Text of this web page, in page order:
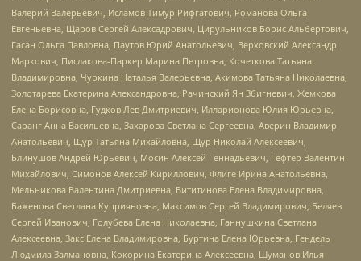
Валерий Валерьевич, Исламов Тимур Рифгатович, Романова Ольга
Евгеньевна, Щаров Сергей Алексадрович, Цирульников Борис Альбертович,
Гасан Ольга Павловна, Паутов Юрий Анатольевич, Верховский Александр
Маркович, Пислакова-Паркер Марина Петровна, Кочеткова Татьяна
Владимировна, Чуркина Наталья Валерьевна, Акимова Татьяна Николаевна,
Золотарева Екатерина Александровна, Рачинский Ян Збигневич, Жемкова
Елена Борисовна, Гудков Лев Дмитриевич, Илларионова Юлия Юрьевна,
Саранг Анна Васильевна, Захарова Светлана Сергеевна, Аверин Владимир
Анатольевич, Щур Татьяна Михайловна, Щур Николай Алексеевич,
Блинушов Андрей Юрьевич, Мосин Алексей Геннадьевич, Гефтер Валентин
Михайлович, Симонов Алексей Кириллович, Флиге Ирина Анатольевна,
Мельникова Валентина Дмитриевна, Вититинова Елена Владимировна,
Баженова Светлана Куприяновна, Максимов Сергей Владимирович, Беляев
Сергей Иванович, Голубева Елена Николаевна, Ганнушкина Светлана
Алексеевна, Закс Елена Владимировна, Буртина Елена Юрьевна, Гендель
Людмила Залмановна, Кокорина Екатерина Алексеевна, Шуманов Илья